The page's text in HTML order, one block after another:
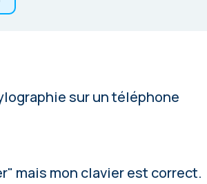
sur un téléphone
mais mon clavier est correct.